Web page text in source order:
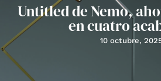
Untitled de Nemo,
en cuatro
10 octubre,